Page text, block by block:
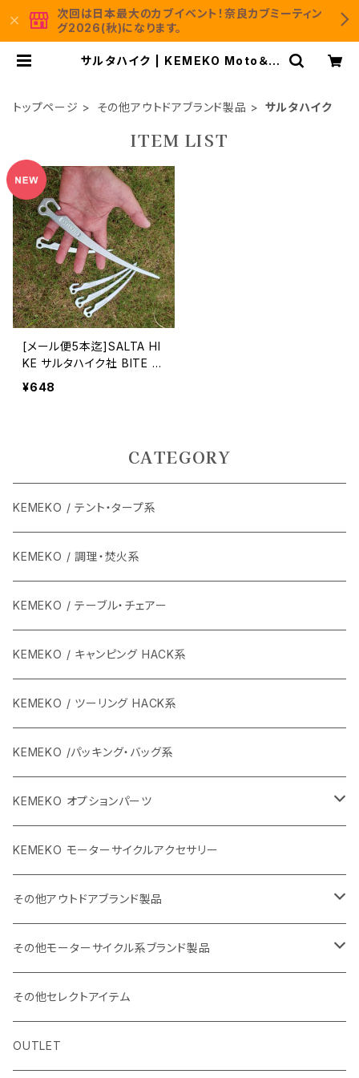
次回は日本最大のカブイベント！奈良カブミーティン
グ2026(秋)になります。
サルタハイク | KEMEKO Moto＆C
トップページ その他アウトドアブランド製品 サルタハイク
ITEM LIST
[メール便5本迄]SALTA HI
KE サルタハイク社 BITE S
TAKE アーク形状の最新型
¥648
CATEGORY
KEMEKO / テント・タープ系
KEMEKO / 調理・焚火系
KEMEKO / テーブル・チェアー
KEMEKO / キャンピング HACK系
KEMEKO / ツーリング HACK系
KEMEKO /パッキング・バッグ系
KEMEKO オプションパーツ
BBQグリル ひらっち
防水充電ケーブルシステム
カーボンポール
SHADE25 テント
シングルストラップ2
KEMEKO モーターサイクルアクセサリー
その他アウトドアブランド製品
ストリームトレイル製品
バッグ
小物・サングラス・キャップ
ハルタホース
斧
レッドレンザー
その他モーターサイクル系ブランド製品
NORIX SIMPSON
OSBE ITALY
その他セレクトアイテム
OUTLET